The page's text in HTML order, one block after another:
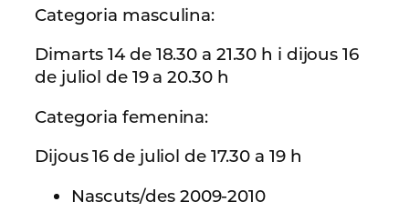
Categoria masculina:
Dimarts 14 de 18.30 a 21.30 h i dijous 16
de juliol de 19 a 20.30 h
Categoria femenina:
Dijous 16 de juliol de 17.30 a 19 h
Nascuts/des 2009-2010